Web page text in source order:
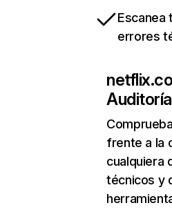
Escanea
errores
frente a la
cualquiera
técnicos y